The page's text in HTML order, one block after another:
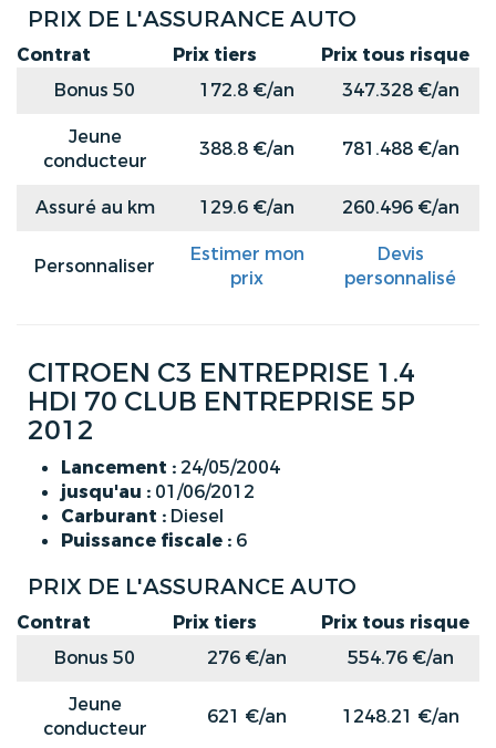
PRIX DE L'ASSURANCE AUTO
Contrat Prix tiers
Prix tous risque
Bonus 50
172.8 €/an
347.328 €/an
Jeune
conducteur
388.8 €/an 781.488 €/an
Assuré au km 129.6 €/an 260.496 €/an
Personnaliser
Estimer mon
prix
Devis
personnalisé
CITROEN C3 ENTREPRISE 1.4
HDI 70 CLUB ENTREPRISE 5P
2012
Lancement : 24/05/2004
jusqu'au : 01/06/2012
Carburant : Diesel
Puissance fiscale : 6
PRIX DE L'ASSURANCE AUTO
Contrat Prix tiers
Prix tous risque
Bonus 50
276 €/an
554.76 €/an
Jeune
conducteur
621 €/an 1248.21 €/an